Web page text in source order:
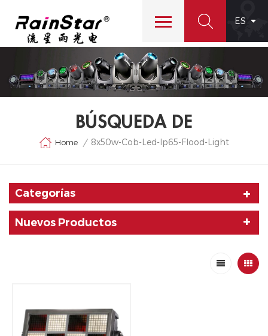
ES
BÚSQUEDA DE
Home / 8x50w-Cob-Led-Ip65-Flood-Light
Categorías
Nuevos Productos